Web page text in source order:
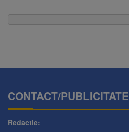
CONTACT/PUBLICITATE
Redactie: